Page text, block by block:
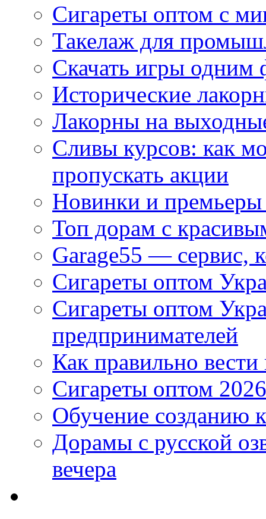
Сигареты оптом с
Такелаж для
Скачать игры одним
Исторические
Лакорны на
Сливы курсов: как
пропускать акции
Новинки и
Топ дорам с
Garage55 — сервис,
Сигареты оптом
Сигареты оптом
предпринимателей
Как правильно
Сигареты оптом
Обучение созданию
Дорамы с русской
вечера